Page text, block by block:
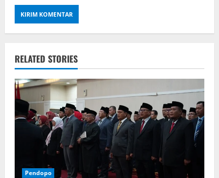
RELATED STORIES
Pendopo